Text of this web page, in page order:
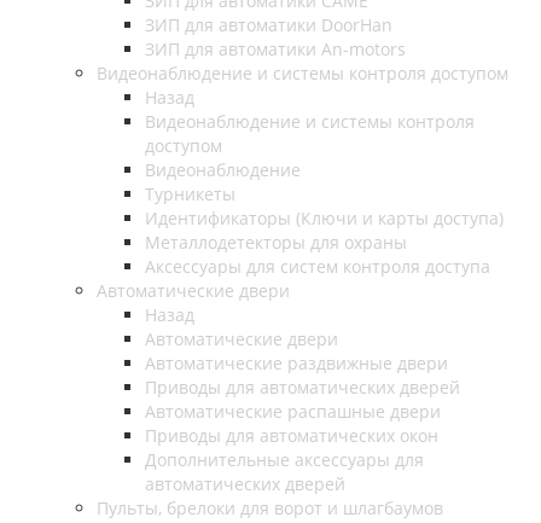
ЗИП для автоматики DoorHan
ЗИП для автоматики An-motors
Видеонаблюдение и системы контроля доступом
Назад
Видеонаблюдение и системы контроля
доступом
Видеонаблюдение
Турникеты
Идентификаторы (Ключи и карты доступа)
Металлодетекторы для охраны
Аксессуары для систем контроля доступа
Автоматические двери
Назад
Автоматические двери
Автоматические раздвижные двери
Приводы для автоматических дверей
Автоматические распашные двери
Приводы для автоматических окон
Дополнительные аксессуары для
автоматических дверей
Пульты, брелоки для ворот и шлагбаумов